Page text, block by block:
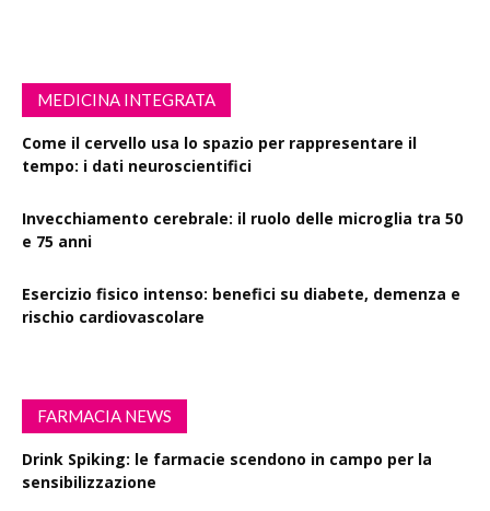
MEDICINA INTEGRATA
Come il cervello usa lo spazio per rappresentare il
tempo: i dati neuroscientifici
Invecchiamento cerebrale: il ruolo delle microglia tra 50
e 75 anni
Esercizio fisico intenso: benefici su diabete, demenza e
rischio cardiovascolare
FARMACIA NEWS
Drink Spiking: le farmacie scendono in campo per la
sensibilizzazione